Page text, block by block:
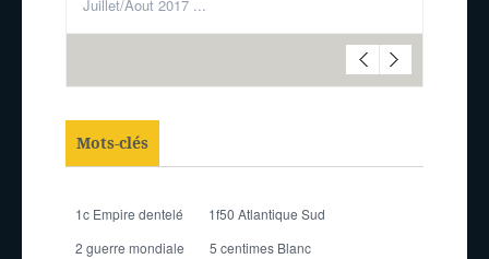
Juillet/Aout 2017 ...
Mots-clés
1c Empire dentelé
1f50 Atlantique Sud
2 guerre mondiale
5 centimes Blanc